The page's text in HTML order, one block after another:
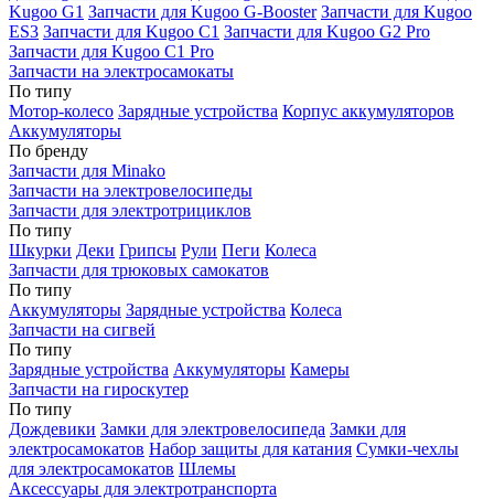
Kugoo G1 Запчасти для Kugoo G-Booster Запчасти для Kugoo
ES3 Запчасти для Kugoo C1 Запчасти для Kugoo G2 Pro
Запчасти для Kugoo C1 Pro
Запчасти на электросамокаты
По типу
Мотор-колесо Зарядные устройства Корпус аккумуляторов
Аккумуляторы
По бренду
Запчасти для Minako
Запчасти на электровелосипеды
Запчасти для электротрициклов
По типу
Шкурки Деки Грипсы Рули Пеги Колеса
Запчасти для трюковых самокатов
По типу
Аккумуляторы Зарядные устройства Колеса
Запчасти на сигвей
По типу
Зарядные устройства Аккумуляторы Камеры
Запчасти на гироскутер
По типу
Дождевики Замки для электровелосипеда Замки для
электросамокатов Набор защиты для катания Сумки-чехлы
для электросамокатов Шлемы
Аксессуары для электротранспорта